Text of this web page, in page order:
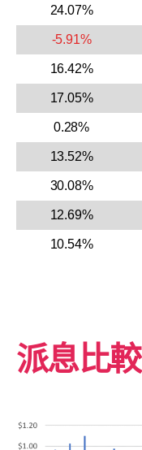
24.07%
-5.91%
16.42%
17.05%
0.28%
13.52%
30.08%
12.69%
10.54%
派息比較